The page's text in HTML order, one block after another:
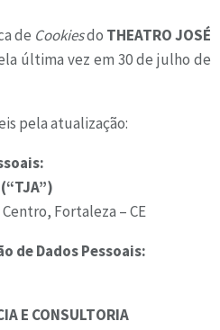
de Cookiesdo THEATRO JOSÉ
última vez em 30 de julho de
pela atualização:
Fortaleza – CE
de Dados Pessoais:
E CONSULTORIA